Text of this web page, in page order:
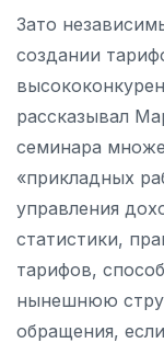
Зато
создании
рассказывал
семинара
«прикладных
управления
статистики,
тарифов,
нынешнюю
обращения,